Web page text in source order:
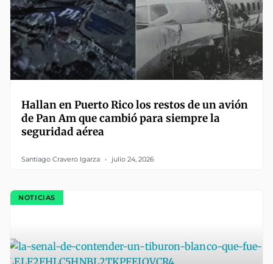
Hallan en Puerto Rico los restos de un avión
de Pan Am que cambió para siempre la
seguridad aérea
Santiago Cravero Igarza julio 24, 2026
NOTICIAS